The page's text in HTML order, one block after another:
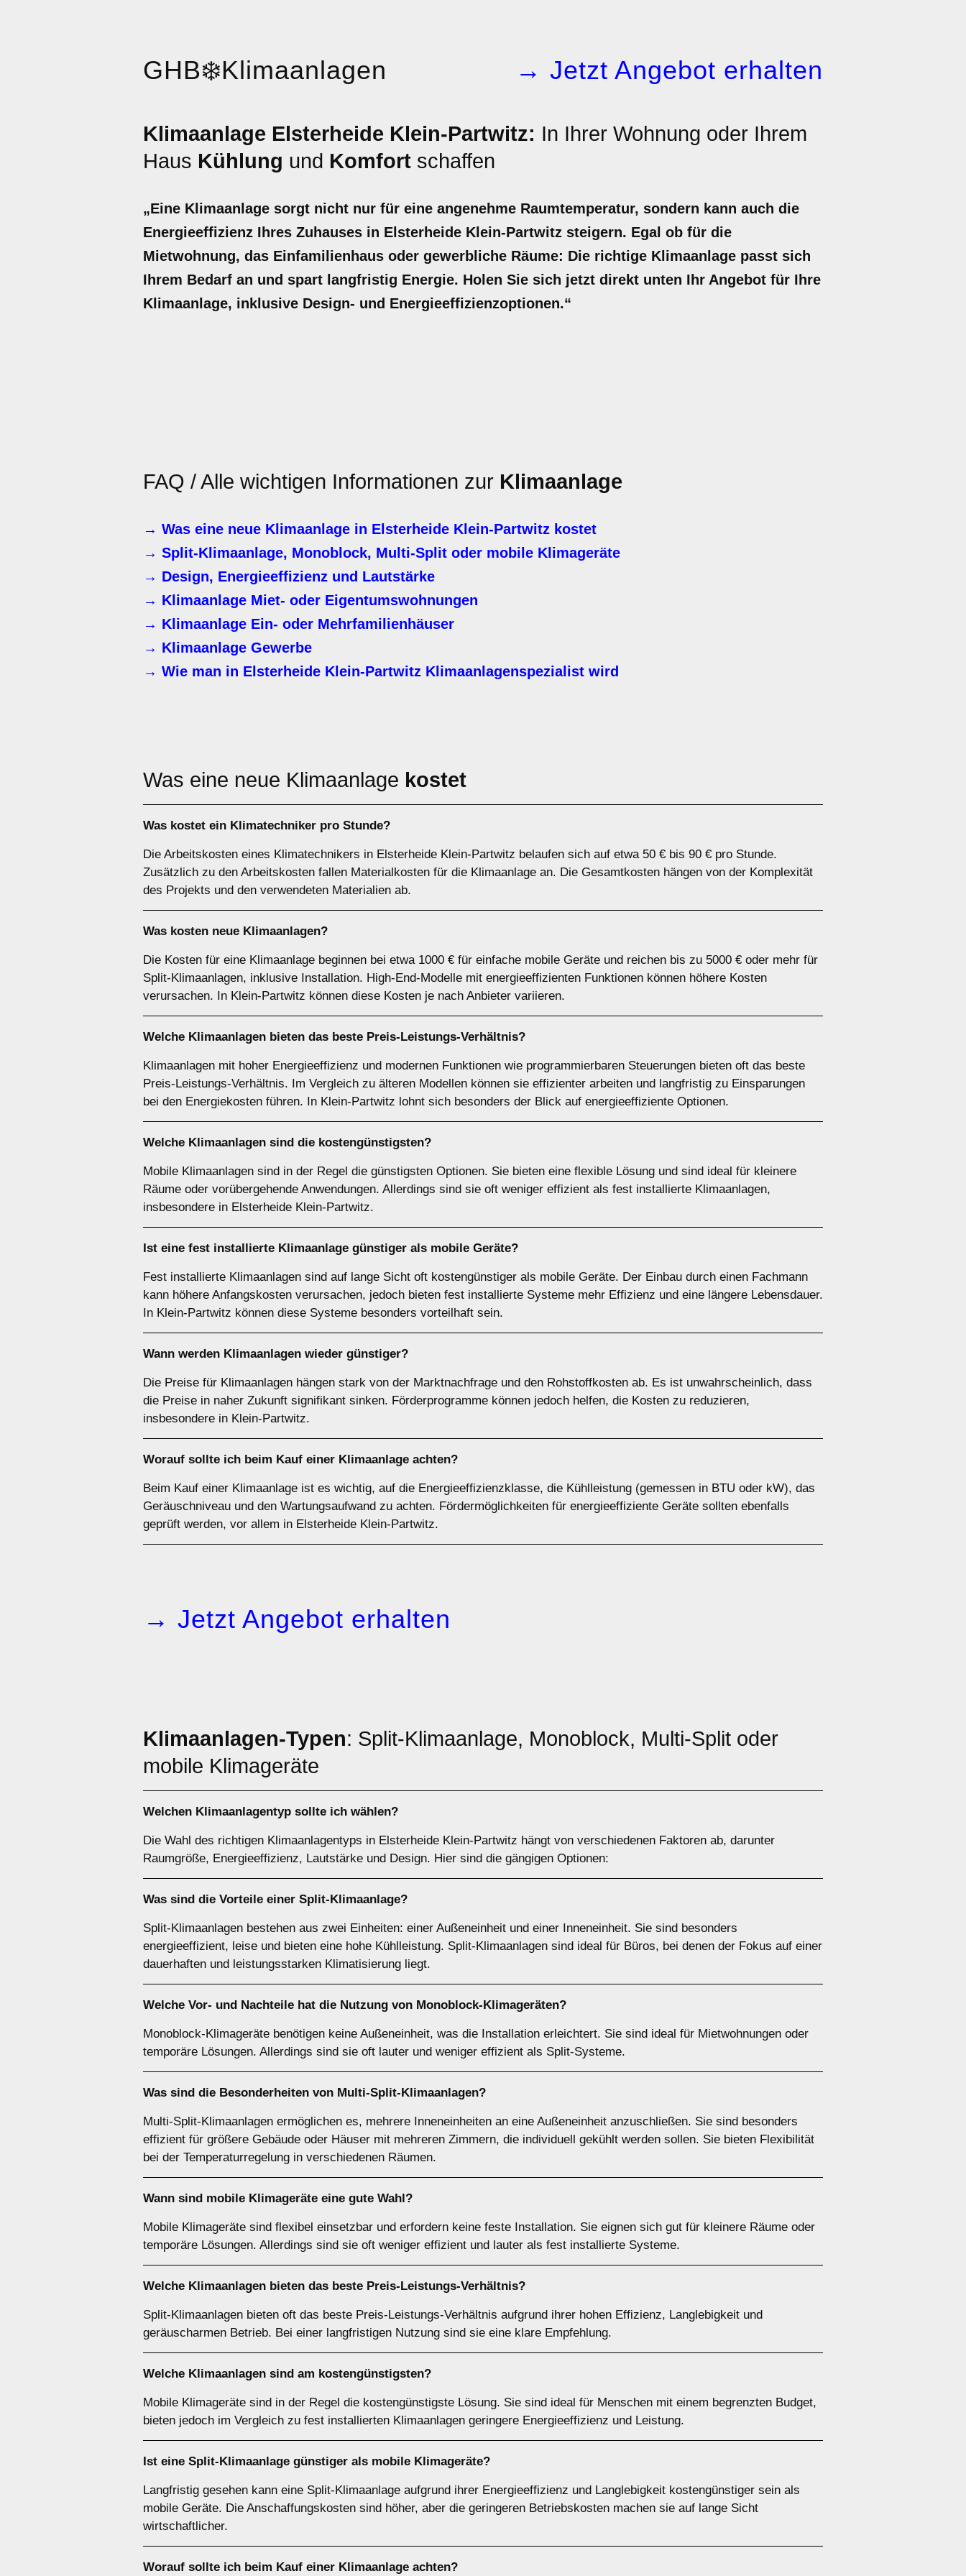
GHB❄️Klimaanlagen → Jetzt Angebot erhalten
Klimaanlage Elsterheide Klein-Partwitz: In Ihrer Wohnung oder Ihrem
Haus Kühlung und Komfort schaffen
„Eine Klimaanlage sorgt nicht nur für eine angenehme Raumtemperatur, sondern kann auch die
Energieeffizienz Ihres Zuhauses in Elsterheide Klein-Partwitz steigern. Egal ob für die
Mietwohnung, das Einfamilienhaus oder gewerbliche Räume: Die richtige Klimaanlage passt sich
Ihrem Bedarf an und spart langfristig Energie. Holen Sie sich jetzt direkt unten Ihr Angebot für Ihre
Klimaanlage, inklusive Design- und Energieeffizienzoptionen.“
FAQ / Alle wichtigen Informationen zur Klimaanlage
→ Was eine neue Klimaanlage in Elsterheide Klein-Partwitz kostet
→ Split-Klimaanlage, Monoblock, Multi-Split oder mobile Klimageräte
→ Design, Energieeffizienz und Lautstärke
→ Klimaanlage Miet- oder Eigentumswohnungen
→ Klimaanlage Ein- oder Mehrfamilienhäuser
→ Klimaanlage Gewerbe
→ Wie man in Elsterheide Klein-Partwitz Klimaanlagenspezialist wird
Was eine neue Klimaanlage kostet
Was kostet ein Klimatechniker pro Stunde?
Die Arbeitskosten eines Klimatechnikers in Elsterheide Klein-Partwitz belaufen sich auf etwa 50 € bis 90 € pro Stunde.
Zusätzlich zu den Arbeitskosten fallen Materialkosten für die Klimaanlage an. Die Gesamtkosten hängen von der Komplexität
des Projekts und den verwendeten Materialien ab.
Was kosten neue Klimaanlagen?
Die Kosten für eine Klimaanlage beginnen bei etwa 1000 € für einfache mobile Geräte und reichen bis zu 5000 € oder mehr für
Split-Klimaanlagen, inklusive Installation. High-End-Modelle mit energieeffizienten Funktionen können höhere Kosten
verursachen. In Klein-Partwitz können diese Kosten je nach Anbieter variieren.
Welche Klimaanlagen bieten das beste Preis-Leistungs-Verhältnis?
Klimaanlagen mit hoher Energieeffizienz und modernen Funktionen wie programmierbaren Steuerungen bieten oft das beste
Preis-Leistungs-Verhältnis. Im Vergleich zu älteren Modellen können sie effizienter arbeiten und langfristig zu Einsparungen
bei den Energiekosten führen. In Klein-Partwitz lohnt sich besonders der Blick auf energieeffiziente Optionen.
Welche Klimaanlagen sind die kostengünstigsten?
Mobile Klimaanlagen sind in der Regel die günstigsten Optionen. Sie bieten eine flexible Lösung und sind ideal für kleinere
Räume oder vorübergehende Anwendungen. Allerdings sind sie oft weniger effizient als fest installierte Klimaanlagen,
insbesondere in Elsterheide Klein-Partwitz.
Ist eine fest installierte Klimaanlage günstiger als mobile Geräte?
Fest installierte Klimaanlagen sind auf lange Sicht oft kostengünstiger als mobile Geräte. Der Einbau durch einen Fachmann
kann höhere Anfangskosten verursachen, jedoch bieten fest installierte Systeme mehr Effizienz und eine längere Lebensdauer.
In Klein-Partwitz können diese Systeme besonders vorteilhaft sein.
Wann werden Klimaanlagen wieder günstiger?
Die Preise für Klimaanlagen hängen stark von der Marktnachfrage und den Rohstoffkosten ab. Es ist unwahrscheinlich, dass
die Preise in naher Zukunft signifikant sinken. Förderprogramme können jedoch helfen, die Kosten zu reduzieren,
insbesondere in Klein-Partwitz.
Worauf sollte ich beim Kauf einer Klimaanlage achten?
Beim Kauf einer Klimaanlage ist es wichtig, auf die Energieeffizienzklasse, die Kühlleistung (gemessen in BTU oder kW), das
Geräuschniveau und den Wartungsaufwand zu achten. Fördermöglichkeiten für energieeffiziente Geräte sollten ebenfalls
geprüft werden, vor allem in Elsterheide Klein-Partwitz.
→ Jetzt Angebot erhalten
Klimaanlagen-Typen: Split-Klimaanlage, Monoblock, Multi-Split oder
mobile Klimageräte
Welchen Klimaanlagentyp sollte ich wählen?
Die Wahl des richtigen Klimaanlagentyps in Elsterheide Klein-Partwitz hängt von verschiedenen Faktoren ab, darunter
Raumgröße, Energieeffizienz, Lautstärke und Design. Hier sind die gängigen Optionen:
Was sind die Vorteile einer Split-Klimaanlage?
Split-Klimaanlagen bestehen aus zwei Einheiten: einer Außeneinheit und einer Inneneinheit. Sie sind besonders
energieeffizient, leise und bieten eine hohe Kühlleistung. Split-Klimaanlagen sind ideal für Büros, bei denen der Fokus auf einer
dauerhaften und leistungsstarken Klimatisierung liegt.
Welche Vor- und Nachteile hat die Nutzung von Monoblock-Klimageräten?
Monoblock-Klimageräte benötigen keine Außeneinheit, was die Installation erleichtert. Sie sind ideal für Mietwohnungen oder
temporäre Lösungen. Allerdings sind sie oft lauter und weniger effizient als Split-Systeme.
Was sind die Besonderheiten von Multi-Split-Klimaanlagen?
Multi-Split-Klimaanlagen ermöglichen es, mehrere Inneneinheiten an eine Außeneinheit anzuschließen. Sie sind besonders
effizient für größere Gebäude oder Häuser mit mehreren Zimmern, die individuell gekühlt werden sollen. Sie bieten Flexibilität
bei der Temperaturregelung in verschiedenen Räumen.
Wann sind mobile Klimageräte eine gute Wahl?
Mobile Klimageräte sind flexibel einsetzbar und erfordern keine feste Installation. Sie eignen sich gut für kleinere Räume oder
temporäre Lösungen. Allerdings sind sie oft weniger effizient und lauter als fest installierte Systeme.
Welche Klimaanlagen bieten das beste Preis-Leistungs-Verhältnis?
Split-Klimaanlagen bieten oft das beste Preis-Leistungs-Verhältnis aufgrund ihrer hohen Effizienz, Langlebigkeit und
geräuscharmen Betrieb. Bei einer langfristigen Nutzung sind sie eine klare Empfehlung.
Welche Klimaanlagen sind am kostengünstigsten?
Mobile Klimageräte sind in der Regel die kostengünstigste Lösung. Sie sind ideal für Menschen mit einem begrenzten Budget,
bieten jedoch im Vergleich zu fest installierten Klimaanlagen geringere Energieeffizienz und Leistung.
Ist eine Split-Klimaanlage günstiger als mobile Klimageräte?
Langfristig gesehen kann eine Split-Klimaanlage aufgrund ihrer Energieeffizienz und Langlebigkeit kostengünstiger sein als
mobile Geräte. Die Anschaffungskosten sind höher, aber die geringeren Betriebskosten machen sie auf lange Sicht
wirtschaftlicher.
Worauf sollte ich beim Kauf einer Klimaanlage achten?